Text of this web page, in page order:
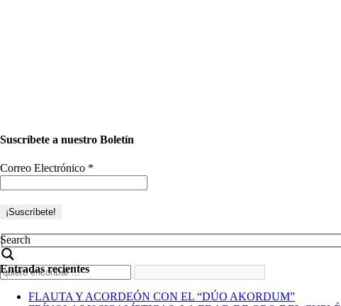
Suscríbete a nuestro Boletín
Correo Electrónico *
Search
Entradas recientes
FLAUTA Y ACORDEÓN CON EL “DÚO AKORDUM”